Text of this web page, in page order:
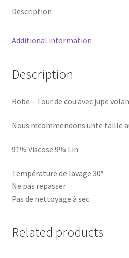
Description
Additional information
Description
Robe – Tour de cou avec jupe
Nous recommendons unte taille
91% Viscose 9% Lin
Température de lavage 30°
Ne pas repasser
Pas de nettoyage à sec
Related products